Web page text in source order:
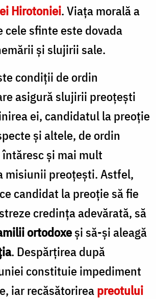
Hirotoniei. Viața morală a
sfinte este dovada
și slujirii sale.
condiții de ordin
asigură slujirii preoțești
ei, candidatul la preoție
și altele, de ordin
și mai mult
misiunii preoțești. Astfel,
candidat la preoție să fie
credința adevărată, să
ortodoxeși să-și aleagă
. Despărțirea după
constituie impediment
iar recăsătorireapreotului